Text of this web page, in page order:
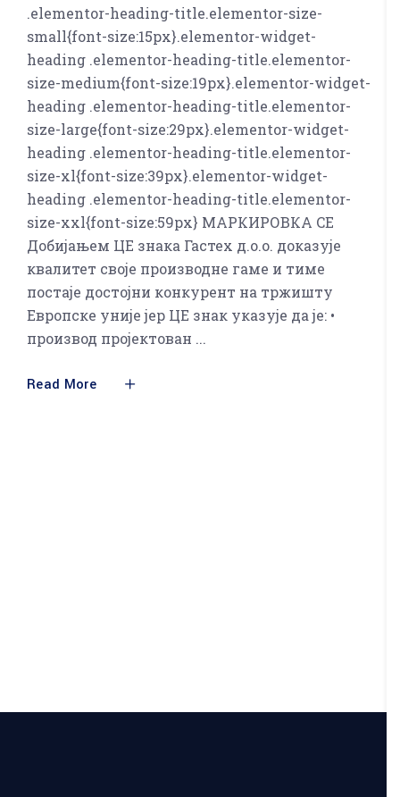
.elementor-heading-title.elementor-size-
small{font-size:15px}.elementor-widget-
heading .elementor-heading-title.elementor-
size-medium{font-size:19px}.elementor-widget-
heading .elementor-heading-title.elementor-
size-large{font-size:29px}.elementor-widget-
heading .elementor-heading-title.elementor-
size-xl{font-size:39px}.elementor-widget-
heading .elementor-heading-title.elementor-
size-xxl{font-size:59px} МАРКИРОВКА CE
Добијањем ЦЕ знака Гастех д.о.о. доказује
квалитет своје производне гаме и тиме
постаје достојни конкурент на тржишту
Европске уније јер ЦЕ знак указује да је: •
производ пројектован
Read More